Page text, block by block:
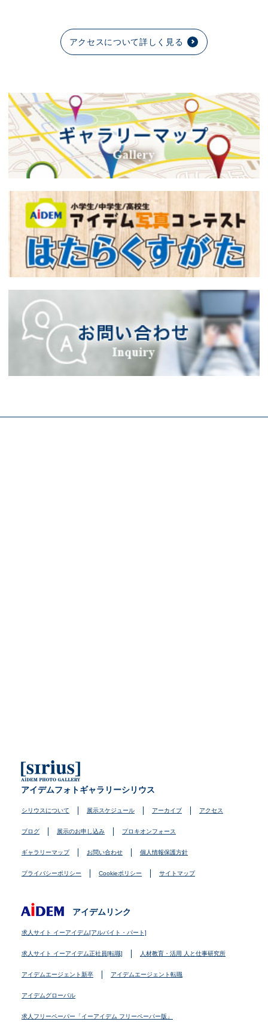
アクセスについて詳しく見る
アイデムフォトギャラリーシリウス
シリウスについて 展示スケジュール アーカイブ アクセス
ブログ 展示のお申し込み プロキオンフォース
ギャラリーマップ お問い合わせ 個人情報保護方針
プライバシーポリシー Cookieポリシー サイトマップ
アイデムリンク
求人サイト イーアイデム[アルバイト・パート]
求人サイト イーアイデム正社員[転職] 人材教育・活用 人と仕事研究所
アイデムエージェント新卒 アイデムエージェント転職
アイデムグローバル
求人フリーペーパー「イーアイデム フリーペーパー版」